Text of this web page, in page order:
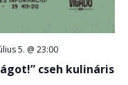
5. @ 23:00
cseh kulináris